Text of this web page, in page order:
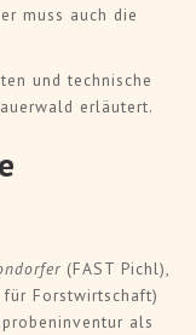
muss auch die
und technische
erläutert.
(FAST Pichl),
Forstwirtschaft)
als